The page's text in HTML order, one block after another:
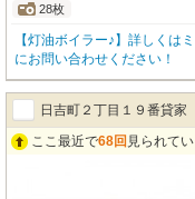
28枚
【灯油ボイラー♪】詳しくは
にお問い合わせください！
日吉町２丁目１９番貸家
ここ最近で68回 見られてい